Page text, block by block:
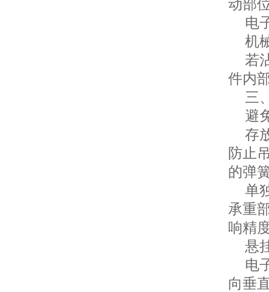
动部
电
机
若
件内
三
避
存
防止
的弹
单
承重
响精
悬
电
向垂